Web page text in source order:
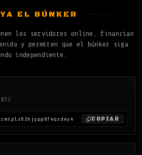
EL BÚNKER
los servidores online, financian
y permiten que el búnker siga
independiente.
COPIAR